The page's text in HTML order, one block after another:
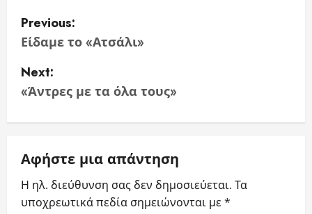
P
o
s
t
n
a
v
Previous:
Είδαμε το «Ατσάλι»
Next:
«Άντρες με τα όλα τους»
Αφήστε μια απάντηση
Η ηλ. διεύθυνση σας δεν δημοσιεύεται. Τα
υποχρεωτικά πεδία σημειώνονται με*